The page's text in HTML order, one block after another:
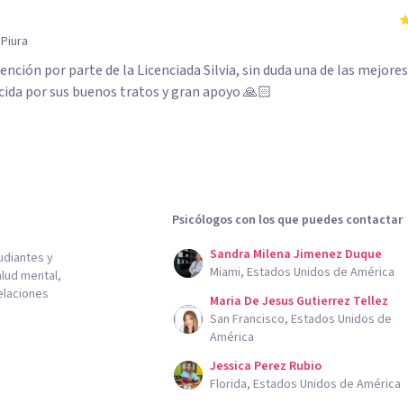
Piura
por parte de la Licenciada Silvia, sin duda una de las mejores
por sus buenos tratos y gran apoyo 🙏🏻
y
mental,
Psicólogos con los que puedes contactar
Sandra Milena Jimenez Duque
Miami, Estados Unidos de América
Maria De Jesus Gutierrez Tellez
San Francisco, Estados Unidos de
América
Jessica Perez Rubio
Florida, Estados Unidos de América